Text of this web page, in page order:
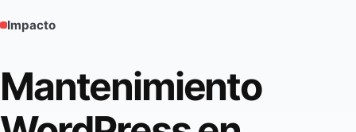
Impacto
Mantenimiento